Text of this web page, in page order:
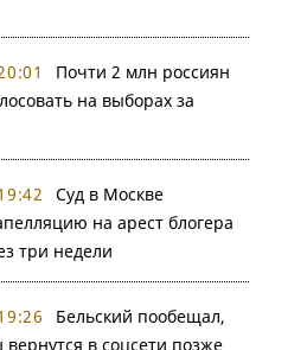
Почти 2 млн россиян
на выборах за
Суд в Москве
на арест блогера
три недели
Бельский пообещал,
вернутся в соцсети позже